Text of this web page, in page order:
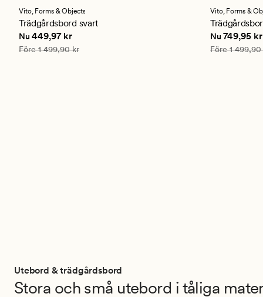
ett
genomsnittligt
betyg
på
4.5
Vito, Forms & Objects
Trädgårdsbord svart
Nuvarande pris
Nu 449,97 kr
Ordinarie pris 1 499,90 kr
Före1 499,90 kr
ett
betyg
på
4.5
Vito, Forms &
Nuvarande
Nu 749,95 kr
Ordinarie pris
Före1
Utebord & trädgårdsbord
Stora och små utebord i tåliga